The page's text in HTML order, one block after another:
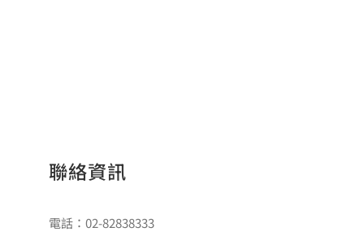
聯絡資訊
電話：02-82838333